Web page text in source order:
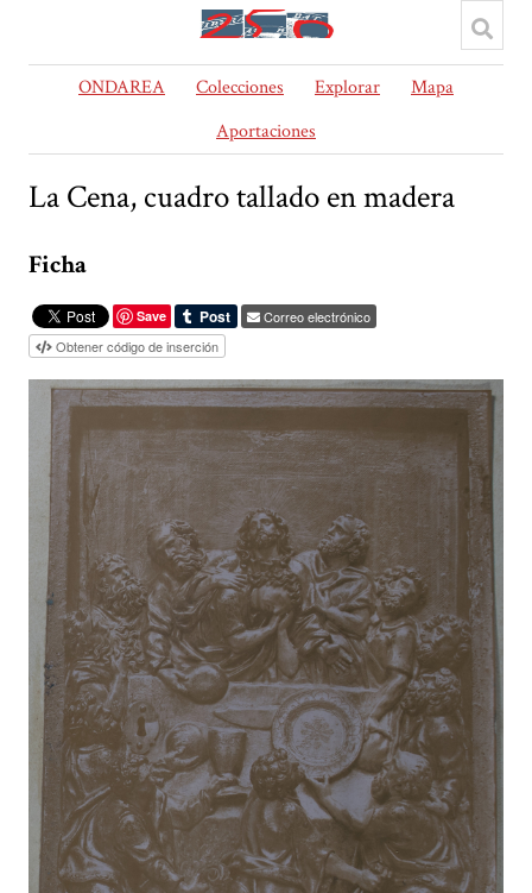
ONDAREA Colecciones Explorar
Mapa
Aportaciones
La Cena, cuadro tallado en madera
Ficha
Save
Correo electrónico
Obtener código de inserción